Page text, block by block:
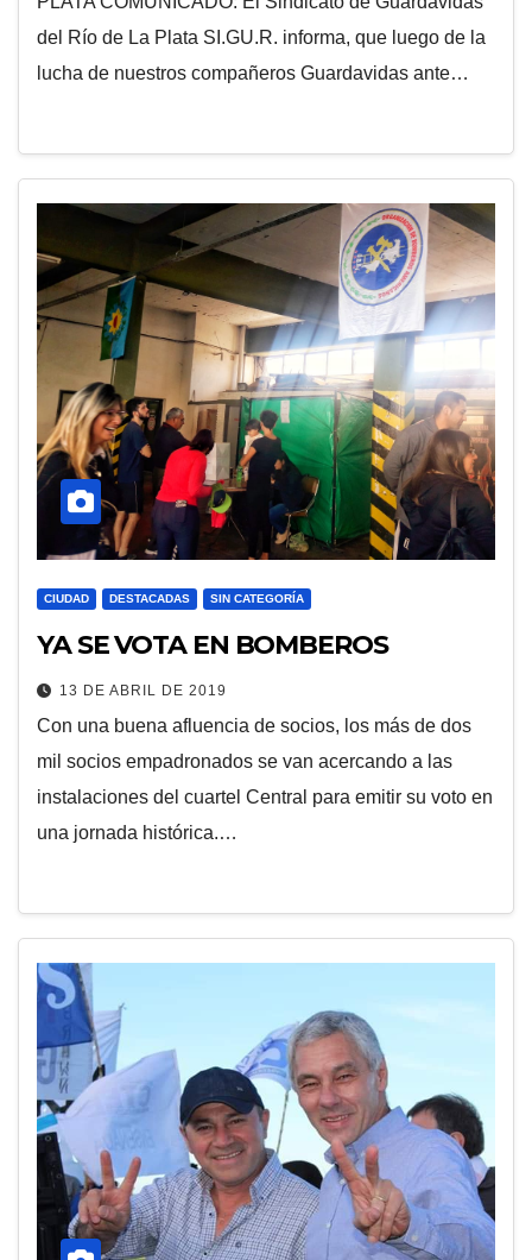
del Río de La Plata SI.GU.R. informa, que luego de la
lucha de nuestros compañeros Guardavidas ante…
CIUDAD DESTACADAS SIN CATEGORÍA
YA SE VOTA EN BOMBEROS
13 DE ABRIL DE 2019
Con una buena afluencia de socios, los más de dos
mil socios empadronados se van acercando a las
instalaciones del cuartel Central para emitir su voto en
una jornada histórica.…